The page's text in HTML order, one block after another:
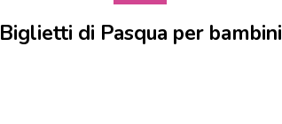
Biglietti di Pasqua per bambini